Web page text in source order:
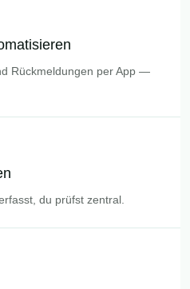
Rückmeldungen per App —
du prüfst zentral.